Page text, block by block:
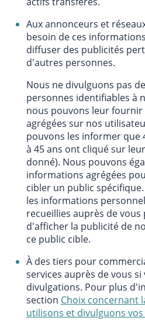
Aux annonceurs et
besoin de ces
diffuser des publicités
d'autres personnes.
Nous ne divulguons pas
personnes identifiables à
nous pouvons leur
agrégées sur nos
pouvons les informer que
à 45 ans ont cliqué sur
donné). Nous pouvons
informations agrégées
cibler un public
les informations
recueillies auprès de
d'afficher la publicité de
ce public cible.
À des tiers pour
services auprès de vous si
divulgations. Pour plus
section Choix concernant
utilisons et divulguons